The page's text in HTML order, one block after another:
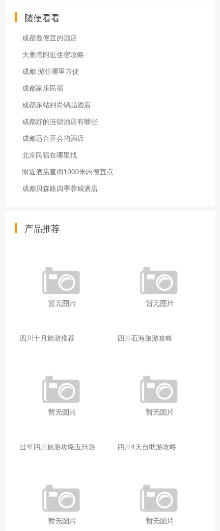
随便看看
成都最便宜的酒店
大雁塔附近住宿攻略
成都 游住哪里方便
成都家乐民宿
成都东站到尚锦品酒店
成都好的连锁酒店有哪些
成都适合开会的酒店
北京民宿在哪里找
附近酒店查询1000米内便宜点
成都贝森路四季蓉城酒店
产品推荐
四川十月旅游推荐 四川石海旅游攻略
过年四川旅游攻略五日游 四川4天自助游攻略